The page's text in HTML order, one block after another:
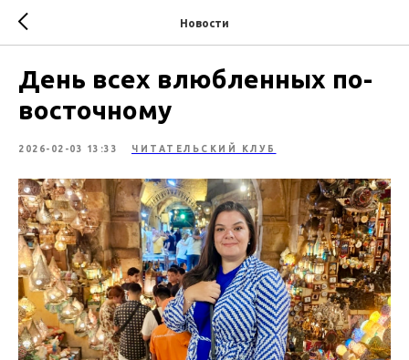
Новости
День всех влюбленных по-
восточному
2026-02-03 13:33 ЧИТАТЕЛЬСКИЙ КЛУБ